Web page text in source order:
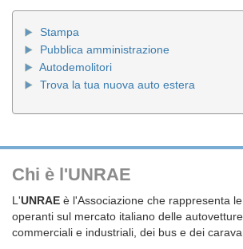
Stampa
Pubblica amministrazione
Autodemolitori
Trova la tua nuova auto estera
Chi è l'UNRAE
L'UNRAE è l'Associazione che rappresenta
operanti sul mercato italiano delle
commerciali e industriali, dei bus e dei